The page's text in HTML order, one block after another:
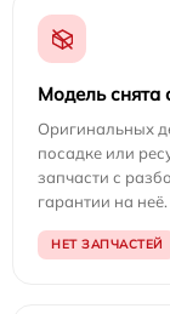
Модель снята
Оригинальных
посадке или
запчасти с
гарантии на неё.
НЕТ ЗАПЧАСТЕЙ